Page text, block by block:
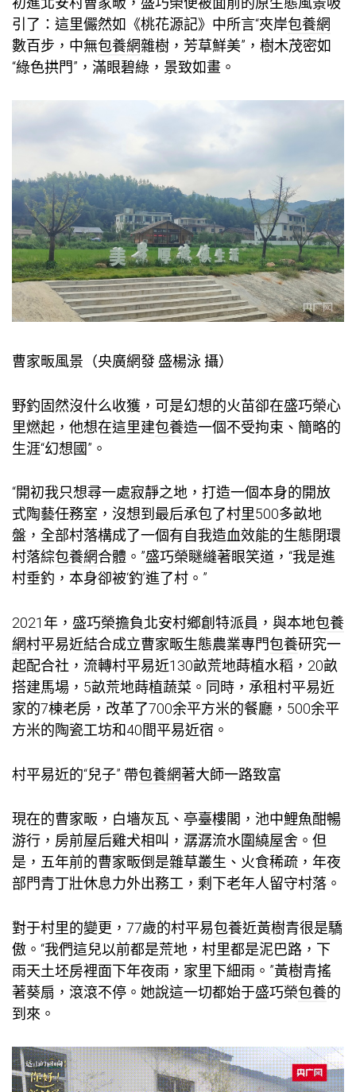
引了：這里儼然如《桃花源記》中所言“夾岸包養網
數百步，中無包養網雜樹，芳草鮮美”，樹木茂密如
“綠色拱門”，滿眼碧綠，景致如畫。
曹家畈風景（央廣網發 盛楊泳 攝）
野釣固然沒什么收獲，可是幻想的火苗卻在盛巧榮心
里燃起，他想在這里建包養造一個不受拘束、簡略的
生涯“幻想國”。
“開初我只想尋一處寂靜之地，打造一個本身的開放
式陶藝任務室，沒想到最后承包了村里500多畝地
盤，全部村落構成了一個有自我造血效能的生態閉環
村落綜包養網合體。”盛巧榮瞇縫著眼笑道，“我是進
村垂釣，本身卻被‘釣’進了村。”
2021年，盛巧榮擔負北安村鄉創特派員，與本地包養
網村平易近結合成立曹家畈生態農業專門包養研究一
起配合社，流轉村平易近130畝荒地蒔植水稻，20畝
搭建馬場，5畝荒地蒔植蔬菜。同時，承租村平易近
家的7棟老房，改革了700余平方米的餐廳，500余平
方米的陶瓷工坊和40間平易近宿。
村平易近的“兒子” 帶包養網著大師一路致富
現在的曹家畈，白墻灰瓦、亭臺樓閣，池中鯉魚酣暢
游行，房前屋后雞犬相叫，潺潺流水圍繞屋舍。但
是，五年前的曹家畈倒是雜草叢生、火食稀疏，年夜
部門青丁壯休息力外出務工，剩下老年人留守村落。
對于村里的變更，77歲的村平易包養近黃樹青很是驕
傲。“我們這兒以前都是荒地，村里都是泥巴路，下
雨天土坯房裡面下年夜雨，家里下細雨。”黃樹青搖
著葵扇，滾滾不停。她說這一切都始于盛巧榮包養的
到來。